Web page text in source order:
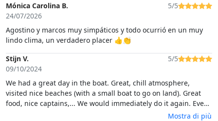
Mónica Carolina B.
24/07/2026
5/5
Agostino y marcos muy simpáticos y todo ocurrió en un muy
lindo clima, un verdadero placer 👍👏
Stijn V.
09/10/2024
5/5
We had a great day in the boat. Great, chill atmosphere,
visited nice beaches (with a small boat to go on land). Great
food, nice captains,... We would immediately do it again. Even
in october with some clouds and water a bit cooler a great trip.
Mostra di più